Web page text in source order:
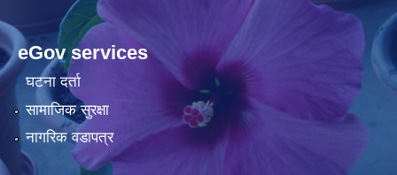
eGov services
घटना दर्ता
सामाजिक सुरक्षा
नागरिक वडापत्र